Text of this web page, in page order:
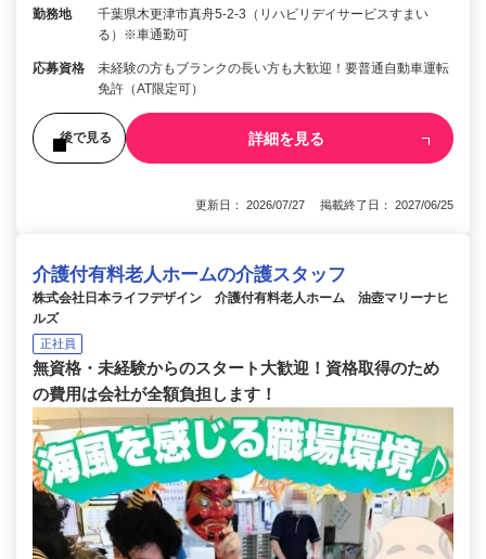
勤務地
千葉県木更津市真舟5-2-3（リハビリデイサービスすまい
る）※車通勤可
応募資格
未経験の方もブランクの長い方も大歓迎！要普通自動車運転
免許（AT限定可）
後で見る 詳細を見る
更新日： 2026/07/27 掲載終了日： 2027/06/25
介護付有料老人ホームの介護スタッフ
株式会社日本ライフデザイン 介護付有料老人ホーム 油壺マリーナヒ
ルズ
正社員
無資格・未経験からのスタート大歓迎！資格取得のため
の費用は会社が全額負担します！